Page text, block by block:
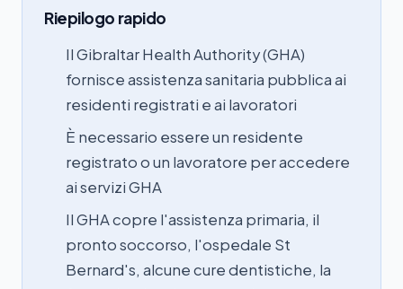
Riepilogo rapido
Il Gibraltar Health Authority (GHA)
fornisce assistenza sanitaria pubblica ai
residenti registrati e ai lavoratori
È necessario essere un residente
registrato o un lavoratore per accedere
ai servizi GHA
Il GHA copre l'assistenza primaria, il
pronto soccorso, l'ospedale St
Bernard's, alcune cure dentistiche, la